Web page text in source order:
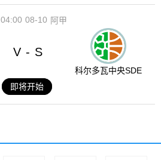
08-10
04:00 阿甲
V - S
科尔多瓦中央SDE
即将开始